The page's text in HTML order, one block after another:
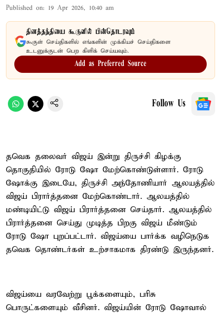
Published on: 19 Apr 2026, 10:40 am
தினத்தந்தியை கூகுளில் பின்தொடரவும்
கூகுள் செய்திகளில் எங்களின் முக்கியச் செய்திகளை
உடனுக்குடன் பெற கிளிக் செய்யவும்.
Add as Preferred Source
Follow Us
தவெக தலைவர் விஜய் இன்று திருச்சி கிழக்கு
தொகுதியில் ரோடு ஷோ மேற்கொண்டுள்ளார். ரோடு
ஷோக்கு இடையே, திருச்சி அந்தோணியார் ஆலயத்தில்
விஜய் பிரார்த்தனை மேற்கொண்டார். ஆலயத்தில்
மண்டியிட்டு விஜய் பிரார்த்தனை செய்தார். ஆலயத்தில்
பிரார்த்தனை செய்து முடித்த பிறகு விஜய் மீண்டும்
ரோடு ஷோ புறப்பட்டார். விஜய்யை பார்க்க வழிநெடுக
தவெக தொண்டர்கள் உற்சாகமாக திரண்டு இருந்தனர்.
விஜய்யை வரவேற்று பூக்களையும், பரிசு
பொருட்களையும் வீசினர். விஜய்யின் ரோடு ஷோவால்